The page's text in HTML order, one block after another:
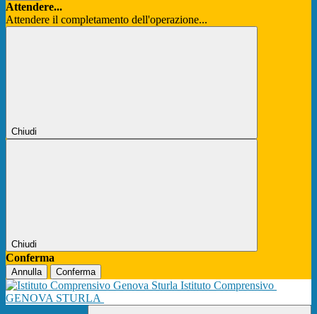
Attendere...
Attendere il completamento dell'operazione...
Chiudi
Chiudi
Conferma
Annulla Conferma
Istituto Comprensivo
GENOVA STURLA